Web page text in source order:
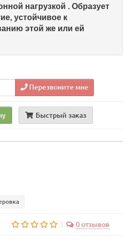
нагрузкой . Образует
устойчивое к
этой же или ей
Перезвоните мне
Быстрый заказ
0 отзывов